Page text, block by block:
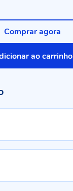
ao carrinho
Comprar agora